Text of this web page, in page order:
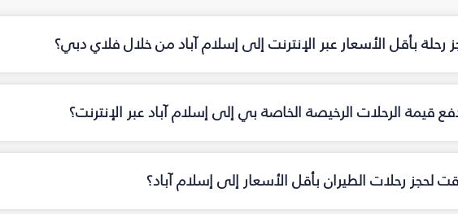
بأقل الأسعار عبر الإنترنت إلى إسلام آباد من خلال فلاي دبي؟
قيمة الرحلات الرخيصة الخاصة بي إلى إسلام آباد عبر الإنترنت؟
رحلات الطيران بأقل الأسعار إلى إسلام آباد؟